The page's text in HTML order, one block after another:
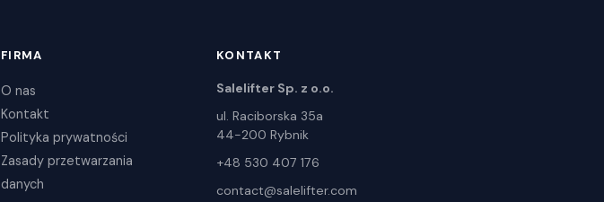
FIRMA
O nas
Kontakt
Polityka prywatności
Zasady przetwarzania
danych
KONTAKT
Salelifter Sp. z o.o.
ul. Raciborska 35a
44-200 Rybnik
+48 530 407 176
contact@salelifter.com